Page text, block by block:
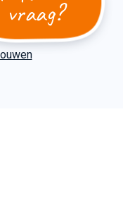
vraag?